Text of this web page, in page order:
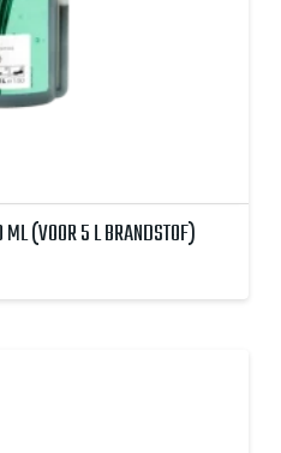
(VOOR 5 L BRANDSTOF)